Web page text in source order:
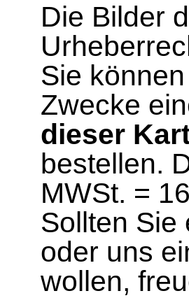
Die Bilder
Sie
Zwecke
dieser
bestellen.
MWSt. =
Sollten Sie
oder uns
wollen,